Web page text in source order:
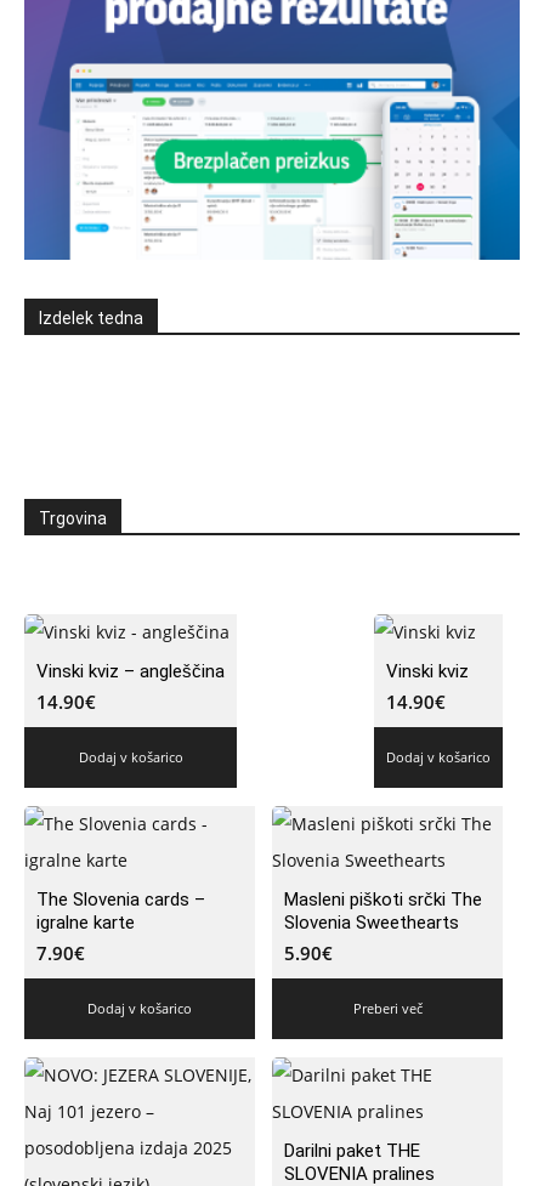
Izdelek tedna
Trgovina
Vinski kviz – angleščina
14.90€
Dodaj v košarico
Vinski kviz
14.90€
Dodaj v košarico
The Slovenia cards –
igralne karte
7.90€
Dodaj v košarico
Masleni piškoti srčki The
Slovenia Sweethearts
5.90€
Preberi več
Darilni paket THE
SLOVENIA pralines